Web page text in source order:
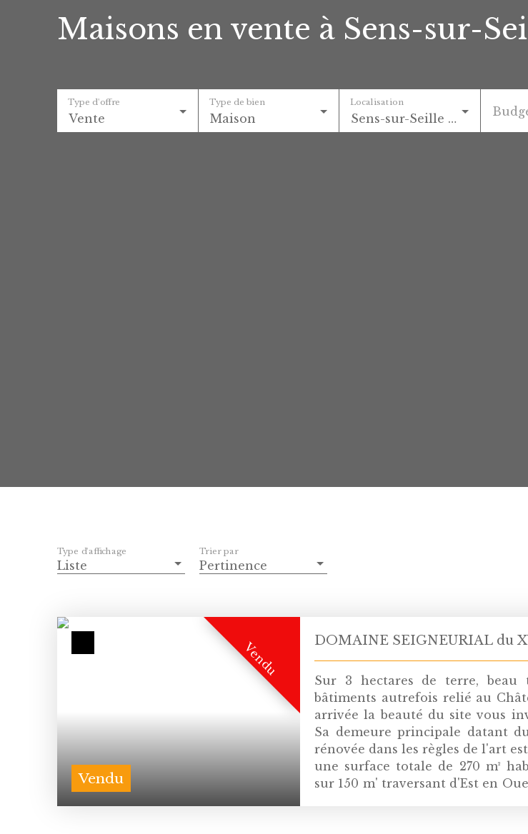
Maisons en vente à Sens-sur-
Vente
Type d'offre
Maison
Type de bien
Sens-sur-Seille (71330)
Localisation
Liste
Type d'affichage
Pertinence
Trier par
Vendu
Vendu DOMAINE SEIGNEURIAL du
Sur 3 hectares de terre, beau
bâtiments autrefois relié au
arrivée la beauté du site vous
Sa demeure principale datant
rénovée dans les règles de l'art
une surface totale de 270 m²
sur 150 m' traversant d'Est en